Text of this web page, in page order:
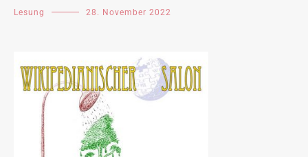
Lesung 28. November 2022